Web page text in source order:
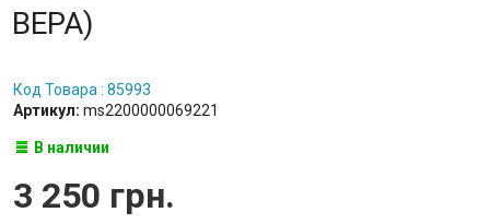
ВЕРА)
Код Товара : 85993
Артикул: ms2200000069221
В наличии
3 250 грн.